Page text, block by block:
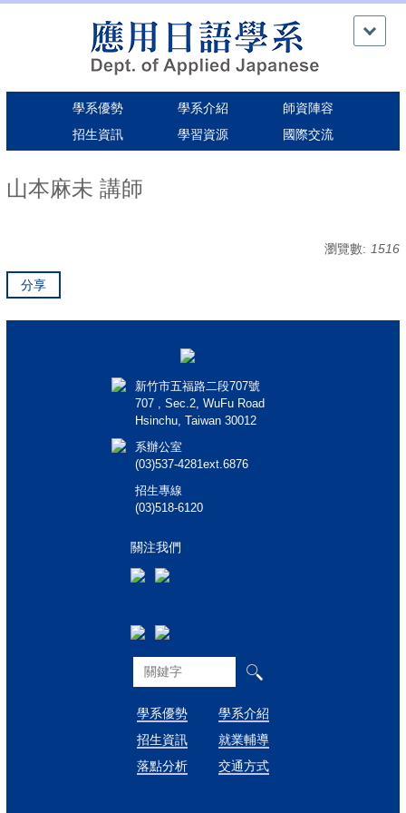
內
學系優勢 學系介紹
師資陣容
招生資訊
學習資源 國際交流
山本麻未 講師
瀏覽數: 1516
分享
新竹市五福路二段707號
707 , Sec.2, WuFu Road
Hsinchu, Taiwan 30012
系辦公室
(03)537-4281ext.6876
招生專線
(03)518-6120
關注我們
學系優勢
招生資訊
落點分析
學系介紹
就業輔導
交通方式